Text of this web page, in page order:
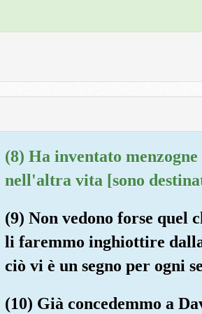
(8) Ha inventato
nell'altra vita [sono
(9) Non vedono forse quel
li faremmo inghiottire
ciò vi è un segno per ogni
(10) Già concedemmo a